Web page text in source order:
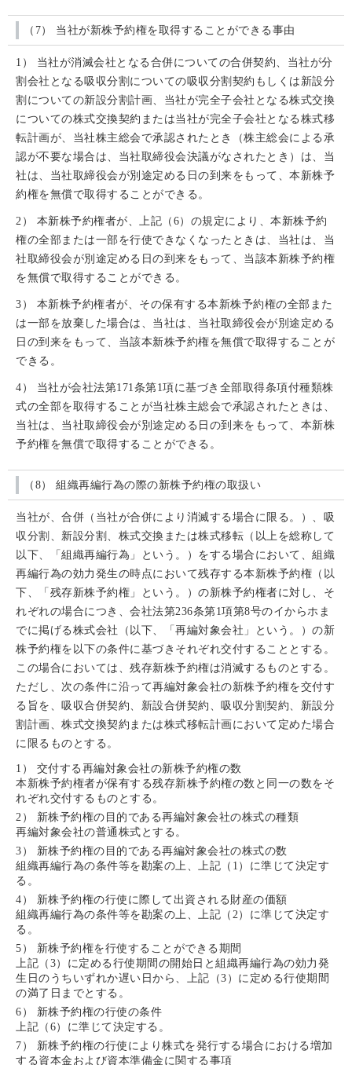
（7） 当社が新株予約権を取得することができる事由
1） 当社が消滅会社となる合併についての合併契約、当社が分
割会社となる吸収分割についての吸収分割契約もしくは新設分
割についての新設分割計画、当社が完全子会社となる株式交換
についての株式交換契約または当社が完全子会社となる株式移
転計画が、当社株主総会で承認されたとき（株主総会による承
認が不要な場合は、当社取締役会決議がなされたとき）は、当
社は、当社取締役会が別途定める日の到来をもって、本新株予
約権を無償で取得することができる。
2） 本新株予約権者が、上記（6）の規定により、本新株予約
権の全部または一部を行使できなくなったときは、当社は、当
社取締役会が別途定める日の到来をもって、当該本新株予約権
を無償で取得することができる。
3） 本新株予約権者が、その保有する本新株予約権の全部また
は一部を放棄した場合は、当社は、当社取締役会が別途定める
日の到来をもって、当該本新株予約権を無償で取得することが
できる。
4） 当社が会社法第171条第1項に基づき全部取得条項付種類株
式の全部を取得することが当社株主総会で承認されたときは、
当社は、当社取締役会が別途定める日の到来をもって、本新株
予約権を無償で取得することができる。
（8） 組織再編行為の際の新株予約権の取扱い
当社が、合併（当社が合併により消滅する場合に限る。）、吸
収分割、新設分割、株式交換または株式移転（以上を総称して
以下、「組織再編行為」という。）をする場合において、組織
再編行為の効力発生の時点において残存する本新株予約権（以
下、「残存新株予約権」という。）の新株予約権者に対し、そ
れぞれの場合につき、会社法第236条第1項第8号のイからホま
でに掲げる株式会社（以下、「再編対象会社」という。）の新
株予約権を以下の条件に基づきそれぞれ交付することとする。
この場合においては、残存新株予約権は消滅するものとする。
ただし、次の条件に沿って再編対象会社の新株予約権を交付す
る旨を、吸収合併契約、新設合併契約、吸収分割契約、新設分
割計画、株式交換契約または株式移転計画において定めた場合
に限るものとする。
1） 交付する再編対象会社の新株予約権の数
本新株予約権者が保有する残存新株予約権の数と同一の数をそ
れぞれ交付するものとする。
2） 新株予約権の目的である再編対象会社の株式の種類
再編対象会社の普通株式とする。
3） 新株予約権の目的である再編対象会社の株式の数
組織再編行為の条件等を勘案の上、上記（1）に準じて決定す
る。
4） 新株予約権の行使に際して出資される財産の価額
組織再編行為の条件等を勘案の上、上記（2）に準じて決定す
る。
5） 新株予約権を行使することができる期間
上記（3）に定める行使期間の開始日と組織再編行為の効力発
生日のうちいずれか遅い日から、上記（3）に定める行使期間
の満了日までとする。
6） 新株予約権の行使の条件
上記（6）に準じて決定する。
7） 新株予約権の行使により株式を発行する場合における増加
する資本金および資本準備金に関する事項